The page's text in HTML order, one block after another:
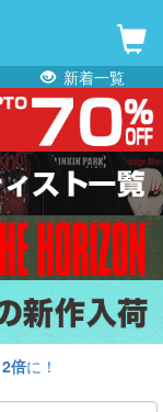
新着一覧
2倍に！